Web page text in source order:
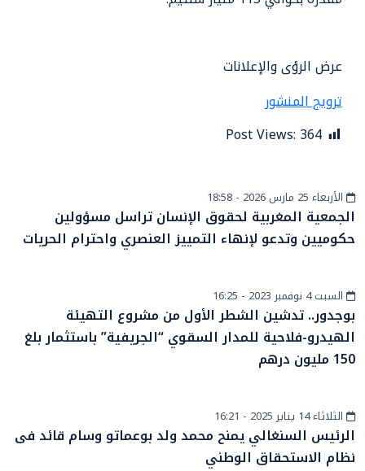
عرض الرؤى والإعلانات
ترويج المنشور
Post Views: 364
أخبار وطنيةالأربعاء 25 مارس 2026 - 18:58
الجمعية المغربية لحقوق الإنسان تراسل مسؤولين
حكوميين وتدعو لإنهاء التمييز العنصري واحترام الحريات
أخبار الصحراءالسبت 4 نوفمبر 2023 - 16:25
بوجدور.. تدشين الشطر الأول من مشروع التهيئة
الهيدرو-فلاحية للمدار السقوي “الجريفية” باستثمار بلغ
150 مليون درهم
الساحل والصحراءالثلاثاء 14 يناير 2025 - 16:21
الرئيس السنغالي يمنح محمد ولد بوعماتو وسام قائد فى
نظام الاستحقاق الوطني